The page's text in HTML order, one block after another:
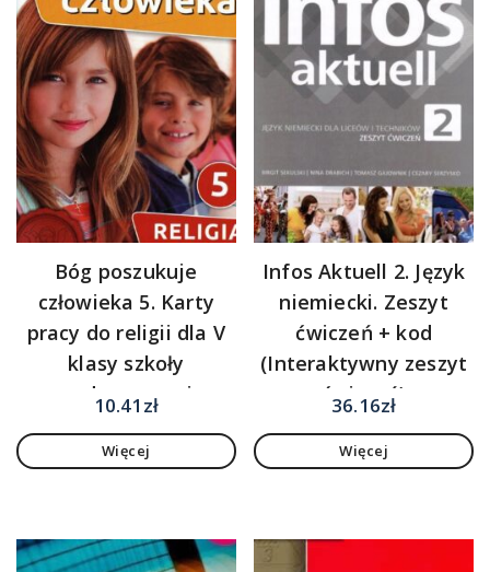
Bóg poszukuje
człowieka 5. Karty
pracy do religii dla V
klasy szkoły
podstawowej
10.41 zł
Więcej
Infos Aktuell 2. Język
niemiecki. Zeszyt
ćwiczeń + kod
(Interaktywny zeszyt
ćwiczeń)
36.16zł
Więcej